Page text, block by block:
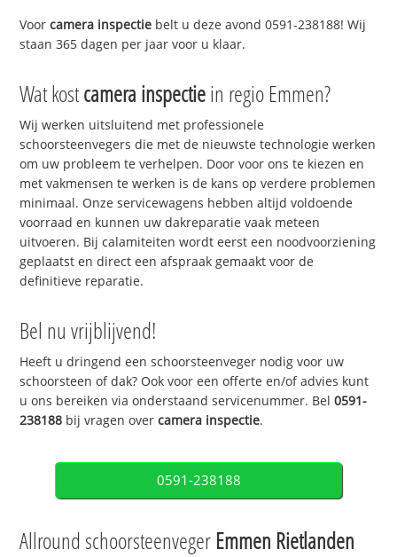
Voorcamera inspectie belt u deze avond 0591-238188! Wij
staan 365 dagen per jaar voor u klaar.
Wat kostcamera inspectiein regio Emmen?
Wij werken uitsluitend met professionele
schoorsteenvegers die met de nieuwste technologie werken
om uw probleem te verhelpen. Door voor ons te kiezen en
met vakmensen te werken is de kans op verdere problemen
minimaal. Onze servicewagens hebben altijd voldoende
voorraad en kunnen uw dakreparatie vaak meteen
uitvoeren. Bij calamiteiten wordt eerst een noodvoorziening
geplaatst en direct een afspraak gemaakt voor de
definitieve reparatie.
Bel nu vrijblijvend!
Heeft u dringend een schoorsteenveger nodig voor uw
schoorsteen of dak? Ook voor een offerte en/of advies kunt
u ons bereiken via onderstaand servicenummer. Bel0591-
238188 bij vragen overcamera inspectie.
0591-238188
Allround schoorsteenveger Emmen Rietlanden